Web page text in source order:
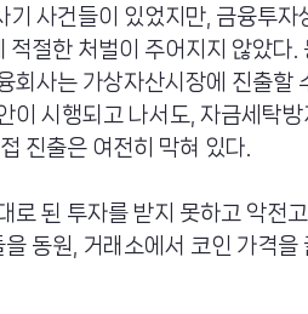
사건들이 있었지만, 금융투자
절한 처벌이 주어지지 않았다.
회사는 가상자산시장에 진출할
이 시행되고 나서도, 자금세탁
진출은 여전히 막혀 있다.
로 된 투자를 받지 못하고 악전
동원, 거래소에서 코인 가격을